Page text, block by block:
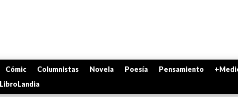
Cómic Columnistas Novela Poesía Pensamiento
LibroLandia